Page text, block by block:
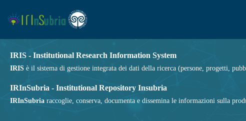
IRIS - Institutional Research Information System
IRIS è il sistema di gestione integrata dei dati della ricerca (persone, progetti,
IRInSubria - Institutional Repository Insubria
IRInSubria raccoglie, conserva, documenta e dissemina le informazioni sulla